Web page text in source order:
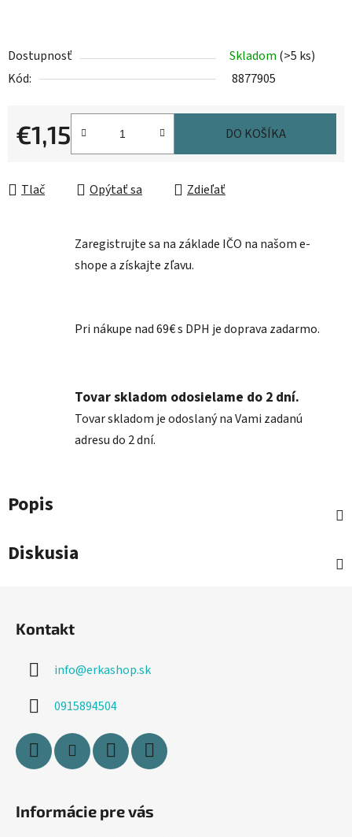
Dostupnosť Skladom (>5 ks)
Kód:
8877905
€1,15
Jednotková cena:
DO KOŠÍKA
Tlač Opýtať sa Zdieľať
Zaregistrujte sa na základe IČO na našom e-
shope a získajte zľavu.
Pri nákupe nad 69€ s DPH je doprava zadarmo.
Tovar skladom odosielame do 2 dní.
Tovar skladom je odoslaný na Vami zadanú
adresu do 2 dní.
Popis
Diskusia
Kontakt
info@erkashop.sk
0915894504
Informácie pre vás